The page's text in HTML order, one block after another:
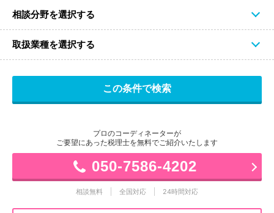
相談分野を選択する
取扱業種を選択する
プロのコーディネーターが
ご要望にあった税理士を無料でご紹介いたします
050-7586-4202
相談無料 全国対応 24時間対応